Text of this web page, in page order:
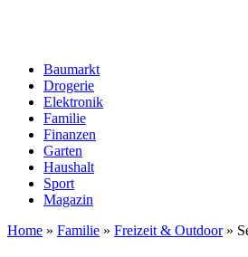
Baumarkt
Drogerie
Elektronik
Familie
Finanzen
Garten
Haushalt
Sport
Magazin
Home » Familie » Freizeit & Outdoor»